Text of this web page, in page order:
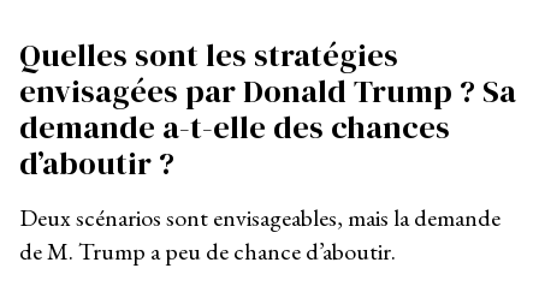
Quelles sont les stratégies
envisagées par Donald Trump ? Sa
demande a-t-elle des chances
d’aboutir ?
Deux scénarios sont envisageables, mais la demande
de M. Trump a peu de chance d’aboutir.